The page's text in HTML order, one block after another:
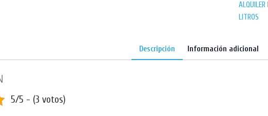
ALQUILER
LITROS
Descripción Información adicional
5/5 - (3 votos)